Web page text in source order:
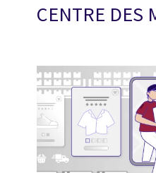
CENTRE DES